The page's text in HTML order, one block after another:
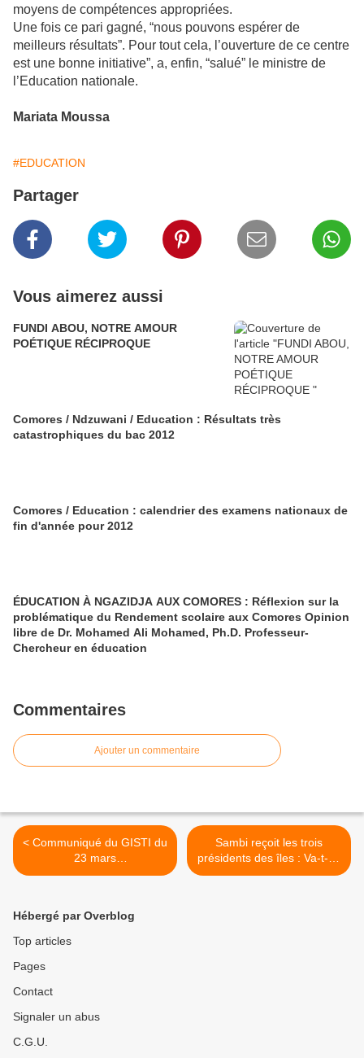
moyens de compétences appropriées.
Une fois ce pari gagné, “nous pouvons espérer de
meilleurs résultats”. Pour tout cela, l’ouverture de ce centre
est une bonne initiative”, a, enfin, “salué” le ministre de
l’Education nationale.
Mariata Moussa
#EDUCATION
Partager
Vous aimerez aussi
FUNDI ABOU, NOTRE AMOUR
POÉTIQUE RÉCIPROQUE
Comores / Ndzuwani / Education : Résultats très
catastrophiques du bac 2012
Comores / Education : calendrier des examens nationaux de
fin d'année pour 2012
ÉDUCATION À NGAZIDJA AUX COMORES : Réflexion sur la
problématique du Rendement scolaire aux Comores Opinion
libre de Dr. Mohamed Ali Mohamed, Ph.D. Professeur-
Chercheur en éducation
Commentaires
Ajouter un commentaire
< Communiqué du GISTI du
23 mars
2009:Départementalisation
migrants
Sambi reçoit les trois
présidents des îles : Va-t-on
vers une sortie de crise ? >
Hébergé par Overblog
Top articles
Pages
Contact
Signaler un abus
C.G.U.